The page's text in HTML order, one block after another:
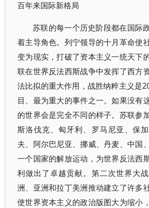
百年来国际新格局
苏联的每一个历史阶段都在国际
着主导角色。列宁领导的十月革命使
变为现实，打破了资本主义一统天下
联在世界反法西斯战争中发挥了西方
法比拟的重大作用，战胜纳粹主义是
目、最为重大的事件之一。如果没有
的世界会是完全不同的样子。苏联参
斯洛伐克、匈牙利、罗马尼亚、保
夫、阿尔巴尼亚、挪威、丹麦、中国
一个国家的解放运动，为世界反法西
利做出了卓越贡献。第二次世界大
洲、亚洲和拉丁美洲推动建立了许多
使世界资本主义的政治版图大为缩小